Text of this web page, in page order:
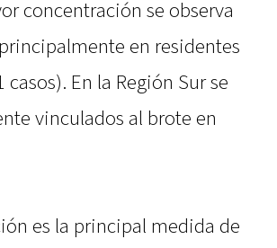
concentración se observa
en residentes
En la Región Sur se
vinculados al brote en
es la principal medida de